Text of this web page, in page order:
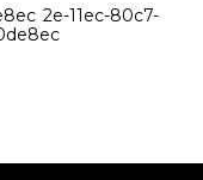
922e-11ec-80c7-